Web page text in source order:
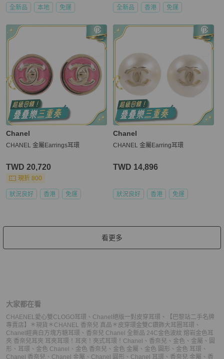
全新品 本地 免運 全新品 香港 免運
Chanel
CHANEL 金屬Earrings耳環
TWD 20,720
現折 800
狀況良好 香港 免運
Chanel
CHANEL 金屬Earring耳環
TWD 14,896
狀況良好 香港 免運
看更多
大家都在看
CHAENEL愛心雙CLOGO耳環 、 Chanel絕版一對皮穿耳環 、
【巴黎站二手名牌
專賣店】＊現貨＊CHANEL 香奈兒 真品＊皮穿環金雙C鑽飾大耳圈耳環 、
Chanel經典白方塊方糖耳環 、 香奈兒 Chanel 全新品 24C金色波紋 熔岩金色耳
夾 香奈兒耳夾 耳夾耳環！耳夾！夾式耳環！ Chanel 、 香奈兒 、 金色 、 金屬 、 圓
形 、 耳環 、 金色 Chanel 、 金色 香奈兒 、 金色 金屬 、 金色 圓形 、 金色 耳環 、
Chanel 香奈兒 、 Chanel 金屬 、 Chanel 圓形 、 Chanel 耳環 、 香奈兒 金屬 、 香